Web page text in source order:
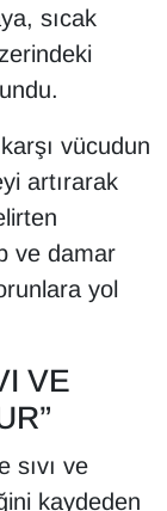
sıcak
vücudun
artırarak
ve damar
yol
VE
sıvı ve
kaydeden